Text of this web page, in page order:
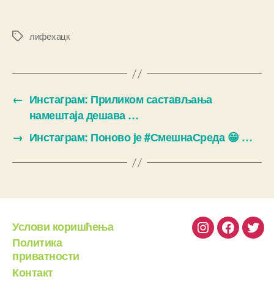
Ознакелифехацк
← Инстаграм: Приликом састављања
намештаја дешава …
→ Инстаграм: Поново је #СмешнаСреда 😁 …
Услови коришћења
Политика
приватности
Контакт
Instagram
Facebook